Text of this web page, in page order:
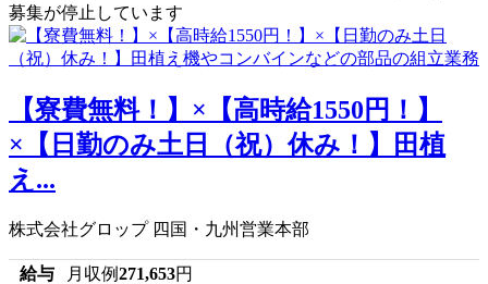
募集が停止しています
【寮費無料！】×【高時給1550円！】
×【日勤のみ土日（祝）休み！】田植
え...
株式会社グロップ 四国・九州営業本部
給与 月収例271,653円